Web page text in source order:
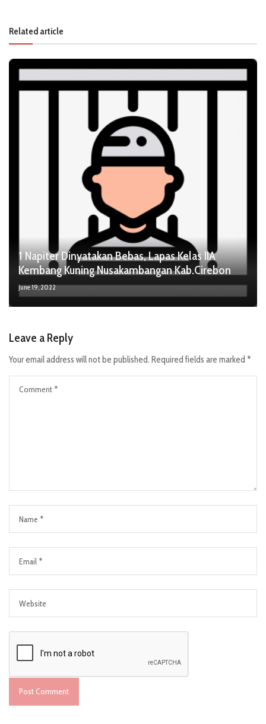
Related article
1 Napiter Dinyatakan Bebas, Lapas Kelas IIA
Kembang Kuning Nusakambangan Kab.Cirebon
June 19, 2022
Leave a Reply
Your email address will not be published. Required fields are marked *